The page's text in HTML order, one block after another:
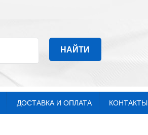
НАЙТИ
ДОСТАВКА И ОПЛАТА КОНТАКТЫ